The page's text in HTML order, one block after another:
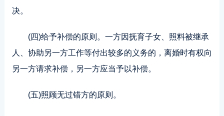
决。
(四)给予补偿的原则。一方因抚育子女、照料被继承
人、协助另一方工作等付出较多的义务的，离婚时有权向
另一方请求补偿，另一方应当予以补偿。
(五)照顾无过错方的原则。